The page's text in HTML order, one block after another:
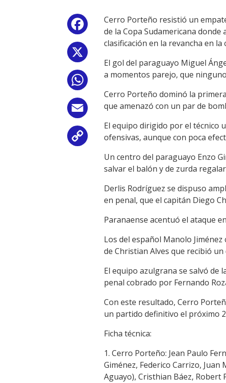
Facebook
Email
Copy
Link
Cerro Porteño resistió un
de la Copa Sudamericana
clasificación en la revancha en
El gol del paraguayo Miguel
a momentos parejo, que
Cerro Porteño dominó la
que amenazó con un par de
El equipo dirigido por el técnico
ofensivas, aunque con poca
Un centro del paraguayo Enzo
salvar el balón y de zurda
Derlis Rodríguez se dispuso
en penal, que el capitán Diego
Paranaense acentuó el ataque
Los del español Manolo
de Christian Alves que recibió
El equipo azulgrana se salvó
penal cobrado por Fernando
Con este resultado, Cerro
un partido definitivo el próximo
Ficha técnica:
1. Cerro Porteño: Jean Paulo
Giménez, Federico Carrizo,
Aguayo), Cristhian Báez,